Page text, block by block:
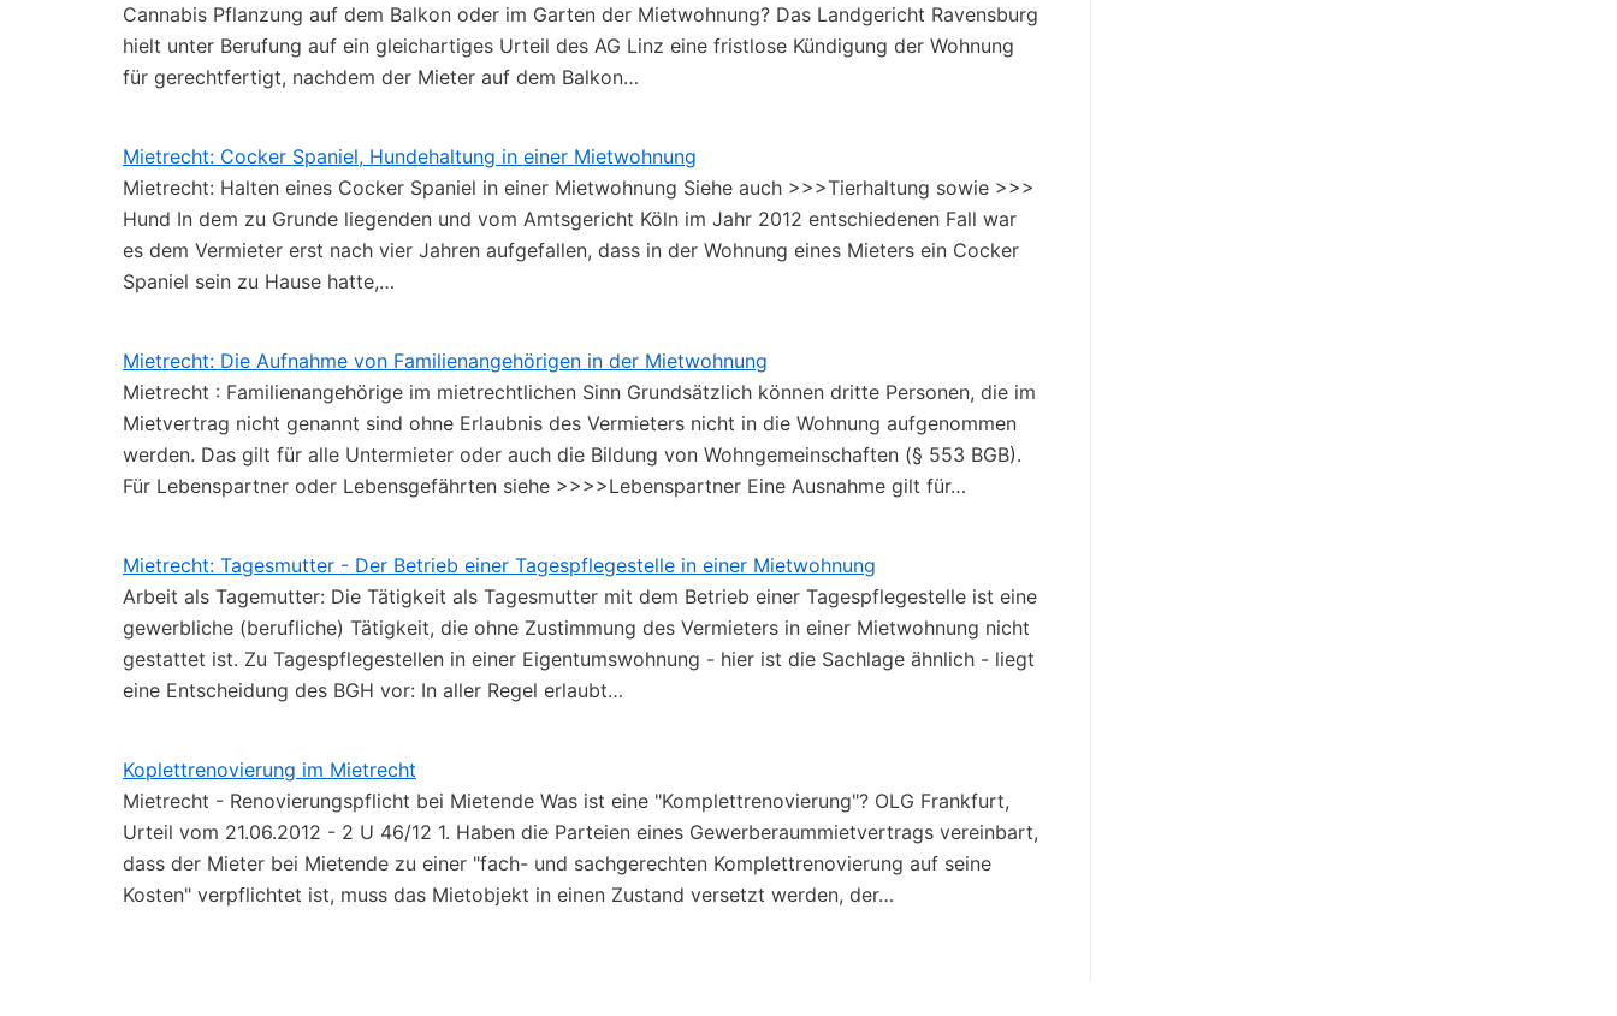
Cannabis Pflanzung auf dem Balkon oder im Garten der Mietwohnung? Das Landgericht Ravensburg
hielt unter Berufung auf ein gleichartiges Urteil des AG Linz eine fristlose Kündigung der Wohnung
für gerechtfertigt, nachdem der Mieter auf dem Balkon…
Mietrecht: Cocker Spaniel, Hundehaltung in einer Mietwohnung
Mietrecht: Halten eines Cocker Spaniel in einer Mietwohnung Siehe auch >>>Tierhaltung sowie >>>
Hund In dem zu Grunde liegenden und vom Amtsgericht Köln im Jahr 2012 entschiedenen Fall war
es dem Vermieter erst nach vier Jahren aufgefallen, dass in der Wohnung eines Mieters ein Cocker
Spaniel sein zu Hause hatte,…
Mietrecht: Die Aufnahme von Familienangehörigen in der Mietwohnung
Mietrecht : Familienangehörige im mietrechtlichen Sinn Grundsätzlich können dritte Personen, die im
Mietvertrag nicht genannt sind ohne Erlaubnis des Vermieters nicht in die Wohnung aufgenommen
werden. Das gilt für alle Untermieter oder auch die Bildung von Wohngemeinschaften (§ 553 BGB).
Für Lebenspartner oder Lebensgefährten siehe >>>>Lebenspartner Eine Ausnahme gilt für…
Mietrecht: Tagesmutter - Der Betrieb einer Tagespflegestelle in einer Mietwohnung
Arbeit als Tagemutter: Die Tätigkeit als Tagesmutter mit dem Betrieb einer Tagespflegestelle ist eine
gewerbliche (berufliche) Tätigkeit, die ohne Zustimmung des Vermieters in einer Mietwohnung nicht
gestattet ist. Zu Tagespflegestellen in einer Eigentumswohnung - hier ist die Sachlage ähnlich - liegt
eine Entscheidung des BGH vor: In aller Regel erlaubt…
Koplettrenovierung im Mietrecht
Mietrecht - Renovierungspflicht bei Mietende Was ist eine "Komplettrenovierung"? OLG Frankfurt,
Urteil vom 21.06.2012 - 2 U 46/12 1. Haben die Parteien eines Gewerberaummietvertrags vereinbart,
dass der Mieter bei Mietende zu einer "fach- und sachgerechten Komplettrenovierung auf seine
Kosten" verpflichtet ist, muss das Mietobjekt in einen Zustand versetzt werden, der…